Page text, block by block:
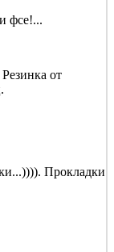
фсе!...
от
Прокладки